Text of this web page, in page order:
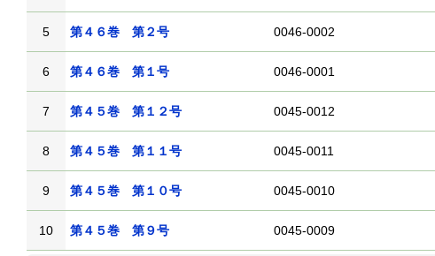
5 第４６巻 第２号 0046-0002
6 第４６巻 第１号 0046-0001
7 第４５巻 第１２号 0045-0012
8 第４５巻 第１１号 0045-0011
9 第４５巻 第１０号 0045-0010
10 第４５巻 第９号 0045-0009